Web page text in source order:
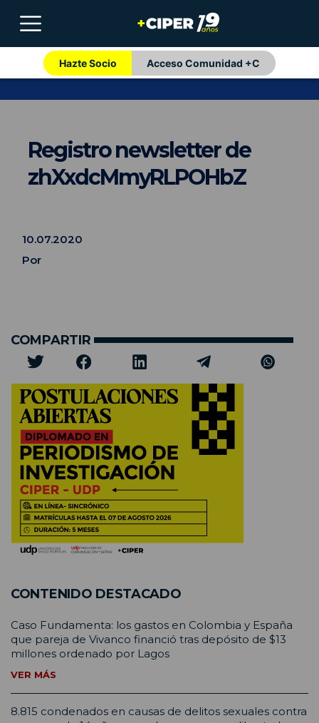
Hazte Socio Acceso Comunidad +C
Registro newsletter de
zhXxdcMmyRLPOHbZ
10.07.2020
Por
COMPARTIR
CONTENIDO DESTACADO
Caso Fundamenta: los gastos en Colombia y España
que pareja de Vivanco financió tras depósito de $13
millones ordenado por Lagos
VER MÁS
8.815 condenados en causas de delitos sexuales contra